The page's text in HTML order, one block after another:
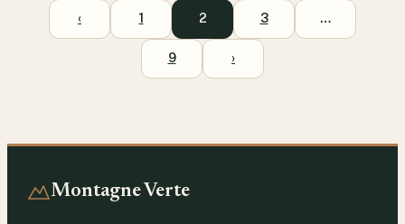
‹ 1 2 3 …
9 ›
Montagne Verte